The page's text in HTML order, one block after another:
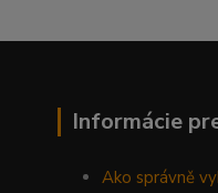
Informácie
Ako správně